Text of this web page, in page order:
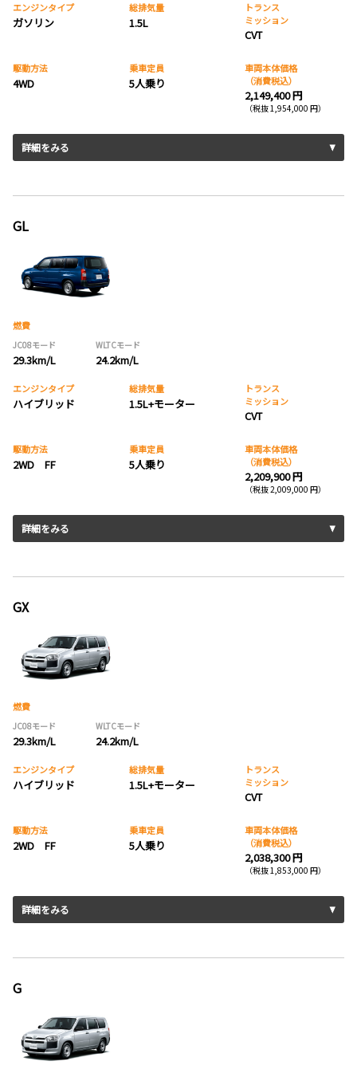
エンジンタイプ
ガソリン
総排気量
1.5L
トランス
ミッション
CVT
駆動方法
4WD
乗車定員
5人乗り
車両本体価格
（消費税込）
2,149,400 円
（税抜 1,954,000 円）
詳細をみる
GL
燃費
JC08モード
29.3km/L
WLTCモード
24.2km/L
エンジンタイプ
ハイブリッド
総排気量
1.5L+モーター
トランス
ミッション
CVT
駆動方法
2WD FF
乗車定員
5人乗り
車両本体価格
（消費税込）
2,209,900 円
（税抜 2,009,000 円）
詳細をみる
GX
燃費
JC08モード
29.3km/L
WLTCモード
24.2km/L
エンジンタイプ
ハイブリッド
総排気量
1.5L+モーター
トランス
ミッション
CVT
駆動方法
2WD FF
乗車定員
5人乗り
車両本体価格
（消費税込）
2,038,300 円
（税抜 1,853,000 円）
詳細をみる
G